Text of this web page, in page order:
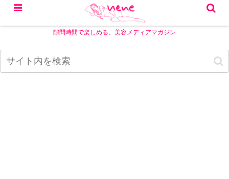
隙間時間で楽しめる、美容メディアマガジン